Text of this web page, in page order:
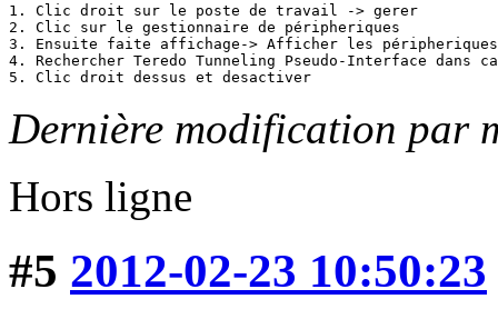
1. Clic droit sur le poste de travail -> gerer
2. Clic sur le gestionnaire de péripheriques
3. Ensuite faite affichage-> Afficher les péripheriques
4. Rechercher Teredo Tunneling Pseudo-Interface dans
5. Clic droit dessus et desactiver
Dernière modification par
Hors ligne
#5 2012-02-23 10:50:23